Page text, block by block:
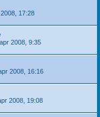
17:28
2008, 9:35
2008, 16:16
2008, 19:08